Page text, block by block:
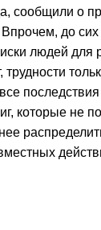
сообщили о
до
людей для
трудности
которые не